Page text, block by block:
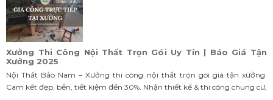
Xưởng Thi Công Nội Thất Trọn Gói Uy Tín | Báo Giá Tận
Xưởng 2025
Nội Thất Bảo Nam – Xưởng thi công nội thất trọn gói giá tận xưởng.
Cam kết đẹp, bền, tiết kiệm đến 30%. Nhận thiết kế & thi công chung cư,